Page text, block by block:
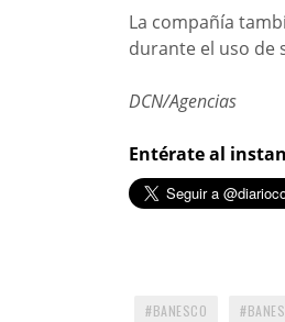
La compañía
durante el uso de
DCN/Agencias
Entérate al
BANESCO